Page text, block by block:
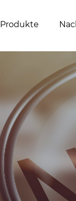
Produkte